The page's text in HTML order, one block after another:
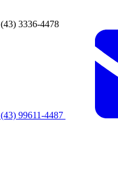
(43) 3336-4478
(43) 99611-4487